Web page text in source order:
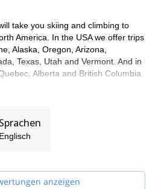
take you skiing and climbing to
America. In the USA we offer trips
Alaska, Oregon, Arizona,
Texas, Utah and Vermont. And in
Alberta and British Columbia.
Sprachen
Englisch
anzeigen